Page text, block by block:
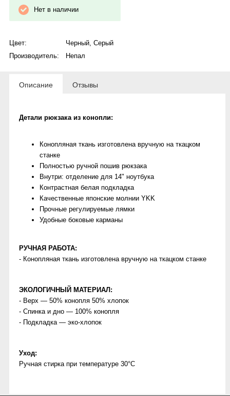
Нет в наличии
Цвет: Черный Серый
Производитель:
Непал
Описание Отзывы
Детали рюкзака из конопли:
Конопляная ткань изготовлена вручную на ткацком
станке
Полностью ручной пошив рюкзака
Внутри: отделение для 14" ноутбука
Контрастная белая подкладка
Качественные японские молнии YKK
Прочные регулируемые лямки
Удобные боковые карманы
РУЧНАЯ РАБОТА:
- Конопляная ткань изготовлена вручную на ткацком станке
ЭКОЛОГИЧНЫЙ МАТЕРИАЛ:
- Верх — 50% конопля 50% хлопок
- Спинка и дно — 100% конопля
- Подкладка — эко-хлопок
Уход:
Ручная стирка при температуре 30°C